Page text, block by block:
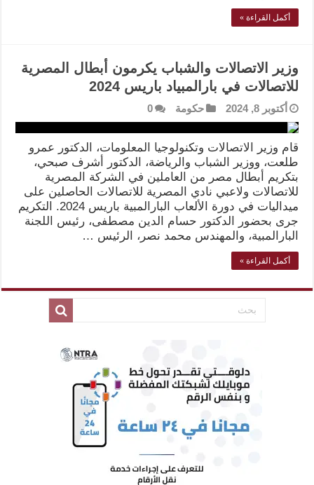
أكمل القراءة »
وزير الاتصالات والشباب يكرمون أبطال المصرية
للاتصالات في بارالمبياد باريس 2024
أكتوبر 8, 2024 حكومة 0
قام وزير الاتصالات وتكنولوجيا المعلومات، الدكتور عمرو
طلعت، ووزير الشباب والرياضة، الدكتور أشرف صبحي،
بتكريم أبطال مصر من العاملين في الشركة المصرية
للاتصالات ولاعبي نادي المصرية للاتصالات الحاصلين على
ميداليات في دورة الألعاب البارالمبية باريس 2024. التكريم
جرى بحضور الدكتور حسام الدين مصطفى، رئيس اللجنة
البارالمبية، والمهندس محمد نصر، الرئيس …
أكمل القراءة »